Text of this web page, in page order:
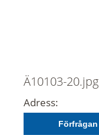
Ä10103-20.jpg
Adress:
Förfrågan